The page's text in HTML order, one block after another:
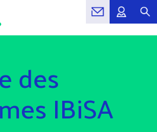
des
IBiSA